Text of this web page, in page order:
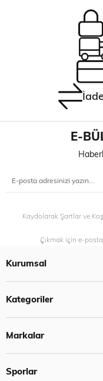
E-
Kaydolarak Şartlar ve
Çıkmak için e-
Kurumsal
Kategoriler
Markalar
Sporlar